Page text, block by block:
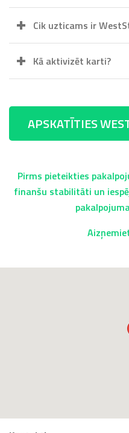
Cik uzticams ir
Kā aktivizēt karti?
APSKATĪTIES
Pirms pieteikties
finanšu stabilitāti un